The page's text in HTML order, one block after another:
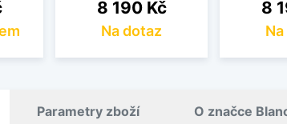
Cena
8 190 Kč
Na dotaz
8
Parametry zboží O značce